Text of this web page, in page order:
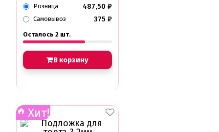
Розница 487,50 ₽
Самовывоз 375 ₽
Осталось 2 шт.
В корзину
Хит!